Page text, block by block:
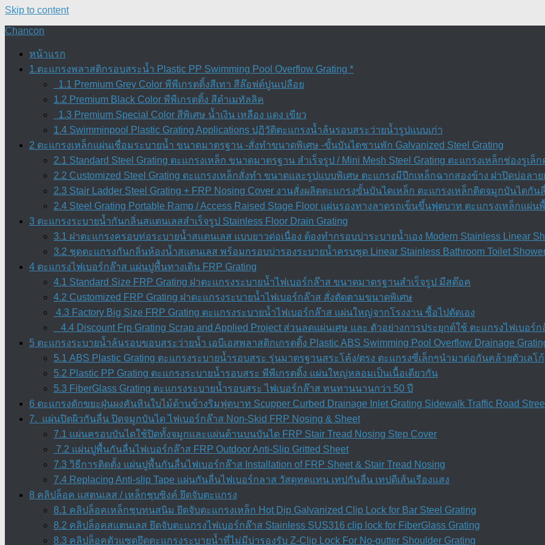
Skip to content
Chancon
หน้าแรก
1.ตะแกรงพลาสติกรอบสระน้ำ Plastic PP Swimming Pool Overflow Grating *
1.1 Premium Grey Color พีพีเกรตติ้งสีเทา สีล๊อฟต์ปูนเปลือย
1.2 Premium Black Color พีพีเกรตติ้ง สีดำเมทัลลิค
1.3 Premium Special Color สีพิเศษ น้ำเงิน เหลือง แดง เขียว
1.4 Swimminpool Plastic Grating Applications ปฏิวัติตะแกรงน้ำล้นรอบสระว่ายน้ำรูปแบบเก่า
2 ตะแกรงเหล็กแผ่นเชื่อมระบายน้ำ ขนาดมาตรฐาน -สั่งทำขนาดพิเศษ -ขั้นบันไดชานพัก Galvanized Steel Grating
2.1 Standard Steel Grating ตะแกรงเหล็ก ขนาดมาตรฐาน สำเร็จรูป / Mini Mesh Steel Grating ตะแกรงเหล็กช่องรูเ
2.2 Customized Steel Grating ตะแกรงเหล็กสั่งทำ ขนาดและรูปแบบพิเศษ ตะแกรงมีปีกเหล็กฉากสองข้าง ฝาปิดบ่อลาย
2.3 Stair Ladder Steel Grating + FRP Nosing Cover งานสั่งผลิตตะแกรงขั้นบันไดเหล็ก ตะแกรงเหล็กติดจมูกบันไดกัน
2.4 Steel Grating Portable Ramp / Access Raised Stage Floor แผ่นรองทางลาดรถเข็นขึ้นฟุตบาท ตะแกรงเหล็กแผ่น
3 ตะแกรงระบายน้ำกันกลิ่นสแตนเลสสำเร็จรูป Stainless Floor Drain Grating
3.1 ฝาตะแกรงครอบท่อระบายน้ำสแตนเลส แบบยาวต่อเนื่อง ต้องทำกรอบบ่าระบายน้ำเอง Modern Stainless Linear
3.2 ชุดตะแกรงกันกลิ่นห้องน้ำสแตนเลส พร้อมกรอบบ่ารองระบายน้ำครบชุด Linear Stainless Bathroom Toilet
4 ตะแกรงไฟเบอร์กล๊าส แผ่นปูพื้นทางเดิน FRP Grating
4.1 Standard Size FRP Grating ฝาตะแกรงระบายน้ำไฟเบอร์กล๊าส ขนาดมาตรฐานสำเร็จรูป มีสต๊อค
4.2 Customized FRP Grating ฝาตะแกรงระบายน้ำไฟเบอร์กล๊าส สั่งตัดตามขนาดพิเศษ
4.3 Factory Big Size FRP Grating ตะแกรงระบายน้ำไฟเบอร์กล๊าส แผ่นใหญ่จากโรงงาน ซื้อไปตัดเอง
4.4 Discount Frp Grating Scrap and Applied Project ส่วนลดแผ่นเศษ และ ตัวอย่างการประยุกต์ใช้ ตะแกรงไฟเบอร์ก
5 ตะแกรงระบายน้ำล้นรอบขอบสระว่ายน้ำ เอบีเอสพลาสติกเกรตติ้ง Plastic ABS Swimming Pool Overflow Drainage
5.1 ABS Plastic Grating ตะแกรงระบายน้ำรอบสระ รุ่นมาตรฐานสระโค้ง/ตรง ตะแกรงซี่เล็กๆนำมาต่อกันคล้ายตัวเลโก้
5.2 Plastic PP Grating ตะแกรงระบายน้ำรอบสระ พีพีเกรตติ้ง แผ่นใหญ่หลอมเป็นเนื้อเดียวกัน
5.3 FiberGlass Grating ตะแกรงระบายน้ำรอบสระ ไฟเบอร์กล๊าส ทนทานนานกว่า 50 ปี
6 ตะแกรงดักขยะฝุ่นผงคันหินใบไม้ด้านข้างริมฟุตบาท Scupper Curbed Drainage Inlet Grating Sidewalk Traffic Road
7. แผ่นปิดผิวกันลื่น ปิดจมูกบันได ไฟเบอร์กล๊าส Non-Skid FRP Nosing & Sheet
7.1 แผ่นครอบบันไดใช้ปิดทั้งจมูกและแผ่นด้านบนบันได FRP Stair Tread Nosing Step Cover
7.2 แผ่นปูพื้นกันลื่นไฟเบอร์กล๊าส FRP Outdoor Anti-Slip Gritted Sheet
7.3 วิธีการติดตั้ง แผ่นปูพื้นกันลื่นไฟเบอร์กล๊าส Installation of FRP Sheet & Stair Tread Nosing
7.4 Replacing Anti-slip Tape แผ่นกันลื่นไฟเบอร์กลาส วัสดุทดแทน เทปกันลื่น เทปตีเส้นเรืองแสง
8 คลิปล็อค แสตนเลส / เหล็กชุบซิงค์ ยึดจับตะแกรง
8.1 คลิปล็อคเหล็กชุบทนสนิม ยึดจับตะแกรงเหล็ก Hot Dip Galvanized Clip Lock for Bar Steel Grating
8.2 คลิปล็อคสแตนเลส ยึดจับตะแกรงไฟเบอร์กล๊าส Stainless SUS316 clip lock for FiberGlass Grating
8.3 คลิปล็อคตัวแซดยึดตะแกรงระบายน้ำที่ไม่มีบ่ารองรับ Z-Clip Lock For No-gutter Shoulder Grating